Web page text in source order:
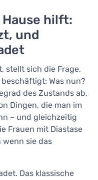
Hause hilft:
und
stellt sich die Frage,
Was nun?
des Zustands ab,
Dingen, die man im
– und gleichzeitig
Frauen mit Diastase
wenn sie das
Das klassische